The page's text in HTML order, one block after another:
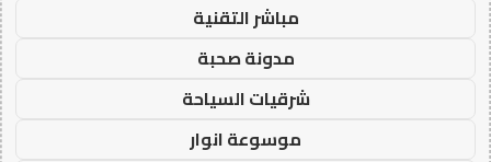
مباشر التقنية
مدونة صحبة
شرقيات السياحة
موسوعة انوار